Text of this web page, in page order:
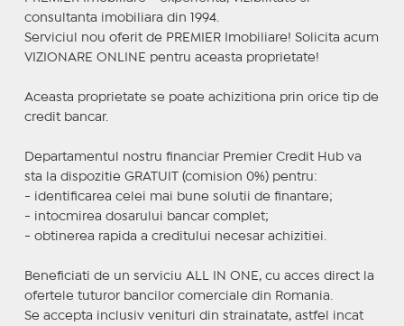
consultanta imobiliara din 1994.
Serviciul nou oferit de PREMIER Imobiliare! Solicita acum
VIZIONARE ONLINE pentru aceasta proprietate!
Aceasta proprietate se poate achizitiona prin orice tip de
credit bancar.
Departamentul nostru financiar Premier Credit Hub va
sta la dispozitie GRATUIT (comision 0%) pentru:
- identificarea celei mai bune solutii de finantare;
- intocmirea dosarului bancar complet;
- obtinerea rapida a creditului necesar achizitiei.
Beneficiati de un serviciu ALL IN ONE, cu acces direct la
ofertele tuturor bancilor comerciale din Romania.
Se accepta inclusiv venituri din strainatate, astfel incat